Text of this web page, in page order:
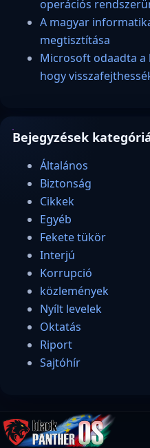
operációs
A magyar
megtisztítása
Microsoft odaadta a
hogy
Bejegyzések
Általános
Biztonság
Cikkek
Egyéb
Fekete tükör
Interjú
Korrupció
közlemények
Nyílt levelek
Oktatás
Riport
Sajtóhír